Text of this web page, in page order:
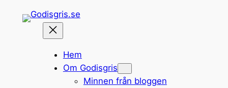
Hem
Om Godisgris
Minnen från bloggen